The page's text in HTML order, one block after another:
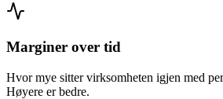
Marginer over tid
Hvor mye sitter virksomheten igjen med
Høyere er bedre.